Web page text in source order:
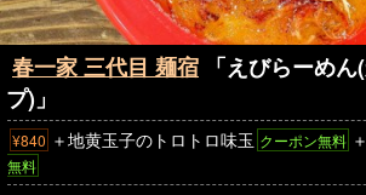
春一家 三代目 麺宿 「えびらーめ
プ)」
¥840 ＋地黄玉子のトロトロ味玉 クーポン無料
無料